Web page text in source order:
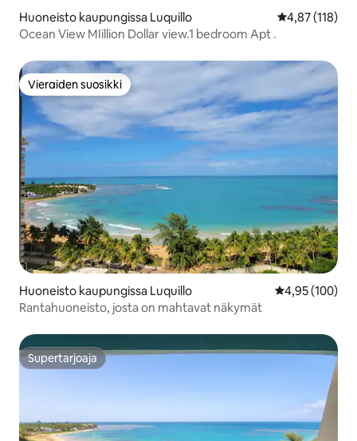
Huoneisto kaupungissa Luquillo
4,87 (118)
Ocean View MIillion Dollar view.1 bedroom Apt .
Vieraiden suosikki
Vieraiden suosikki
Huoneisto kaupungissa Luquillo
4,95 (100)
Rantahuoneisto, josta on mahtavat näkymät
Supertarjoaja
Supertarjoaja